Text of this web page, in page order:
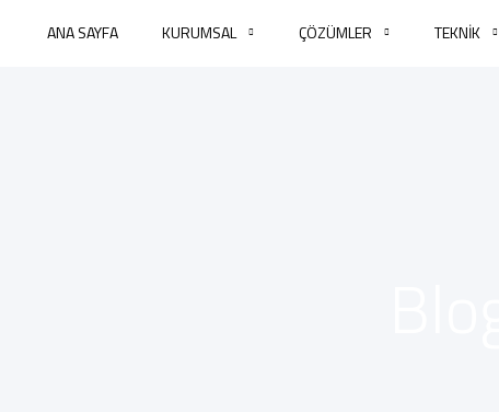
ANA SAYFA KURUMSAL ÇÖZÜMLER TEKNİK